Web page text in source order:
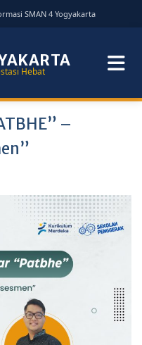
SMAN 4 Yogyakarta
Hebat
–